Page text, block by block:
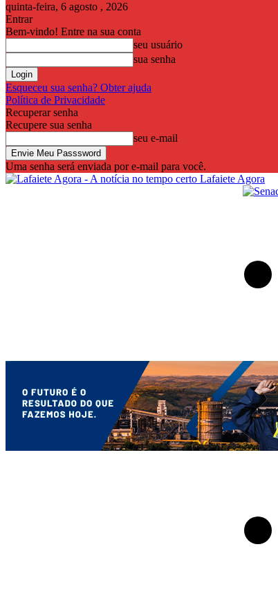
quinta-feira, 6 agosto , 2026
Entrar
Bem-vindo! Entre na sua conta
seu usuário
sua senha
Esqueceu sua senha? Obter ajuda
Política de Privacidade
Recuperar senha
Recupere sua senha
seu e-mail
Uma senha será enviada por e-mail para você.
Lafaiete Agora